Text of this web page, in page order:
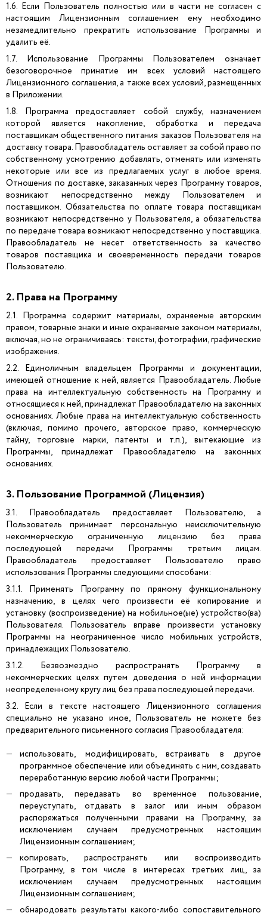
1.6. Если Пользователь полностью или в части не согласен с
настоящим Лицензионным соглашением ему необходимо
незамедлительно прекратить использование Программы и
удалить её.
1.7. Использование Программы Пользователем означает
безоговорочное принятие им всех условий настоящего
Лицензионного соглашения, а также всех условий, размещенных
в Приложении.
1.8. Программа предоставляет собой службу, назначением
которой является накопление, обработка и передача
поставщикам общественного питания заказов Пользователя на
доставку товара. Правообладатель оставляет за собой право по
собственному усмотрению добавлять, отменять или изменять
некоторые или все из предлагаемых услуг в любое время.
Отношения по доставке, заказанных через Программу товаров,
возникают непосредственно между Пользователем и
поставщиком. Обязательства по оплате товара поставщикам
возникают непосредственно у Пользователя, а обязательства
по передаче товара возникают непосредственно у поставщика.
Правообладатель не несет ответственность за качество
товаров поставщика и своевременность передачи товаров
Пользователю.
2. Права на Программу
2.1. Программа содержит материалы, охраняемые авторским
правом, товарные знаки и иные охраняемые законом материалы,
включая, но не ограничиваясь: тексты, фотографии, графические
изображения.
2.2. Единоличным владельцем Программы и документации,
имеющей отношение к ней, является Правообладатель. Любые
права на интеллектуальную собственность на Программу и
относящиеся к ней, принадлежат Правообладателю на законных
основаниях. Любые права на интеллектуальную собственность
(включая, помимо прочего, авторское право, коммерческую
тайну, торговые марки, патенты и т.п.), вытекающие из
Программы, принадлежат Правообладателю на законных
основаниях.
3. Пользование Программой (Лицензия)
3.1. Правообладатель предоставляет Пользователю, а
Пользователь принимает персональную неисключительную
некоммерческую ограниченную лицензию без права
последующей передачи Программы третьим лицам.
Правообладатель предоставляет Пользователю право
использования Программы следующими способами:
3.1.1. Применять Программу по прямому функциональному
назначению, в целях чего произвести её копирование и
установку (воспроизведение) на мобильное(ые) устройство(ва)
Пользователя. Пользователь вправе произвести установку
Программы на неограниченное число мобильных устройств,
принадлежащих Пользователю.
3.1.2. Безвозмездно распространять Программу в
некоммерческих целях путем доведения о ней информации
неопределенному кругу лиц без права последующей передачи.
3.2. Если в тексте настоящего Лицензионного соглашения
специально не указано иное, Пользователь не можете без
предварительного письменного согласия Правообладателя:
использовать, модифицировать, встраивать в другое
программное обеспечение или объединять с ним, создавать
переработанную версию любой части Программы;
продавать, передавать во временное пользование,
переуступать, отдавать в залог или иным образом
распоряжаться полученными правами на Программу, за
исключением случаем предусмотренных настоящим
Лицензионным соглашением;
копировать, распространять или воспроизводить
Программу, в том числе в интересах третьих лиц, за
исключением случаем предусмотренных настоящим
Лицензионным соглашением;
обнародовать результаты какого-либо сопоставительного